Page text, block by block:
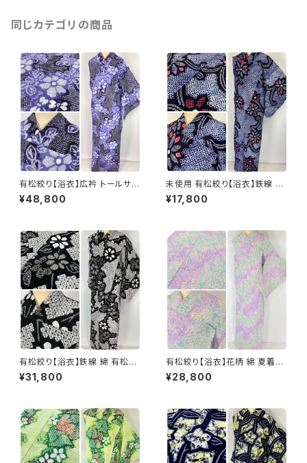
同じカテゴリの商品
有松絞り【浴衣】広衿 トールサイ
ズ 鉄線 トンボ 綿 有松鳴海絞り
紫 黒 白 パステル 069
¥48,800
未使用 有松絞り【浴衣】鉄線 綿
総絞り 紺 白 赤 052
¥17,800
有松絞り【浴衣】鉄線 綿 有松鳴
海絞り 黒 白 モノトーン 黄 067
¥31,800
有松絞り【浴衣】花柄 綿 夏着物
有松鳴海絞り 紫 黄緑 パステル
カラー 103
¥28,800